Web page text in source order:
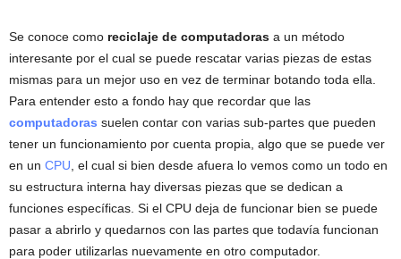
Se conoce como reciclaje de computadoras a un método
interesante por el cual se puede rescatar varias piezas de estas
mismas para un mejor uso en vez de terminar botando toda ella.
Para entender esto a fondo hay que recordar que las
computadoras suelen contar con varias sub-partes que pueden
tener un funcionamiento por cuenta propia, algo que se puede ver
en un CPU , el cual si bien desde afuera lo vemos como un todo en
su estructura interna hay diversas piezas que se dedican a
funciones específicas. Si el CPU deja de funcionar bien se puede
pasar a abrirlo y quedarnos con las partes que todavía funcionan
para poder utilizarlas nuevamente en otro computador.